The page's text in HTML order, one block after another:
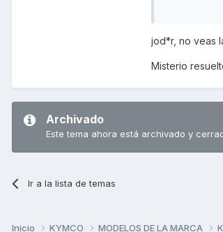
sensor
Cuando te
jod*r, no veas
Misterio
Archivado
Este tema ahora está archivado y
Ir a la lista de temas
Inicio KYMCO MODELOS DE LA MARCA